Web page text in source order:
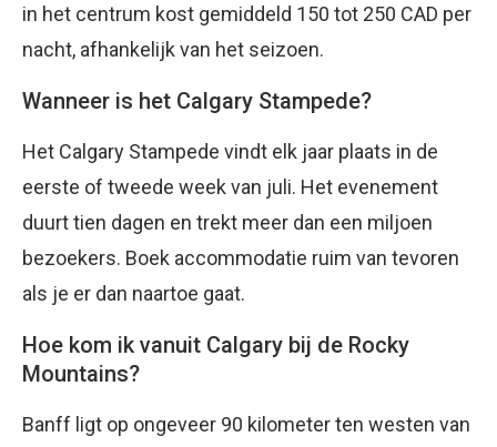
in het centrum kost gemiddeld 150 tot 250 CAD per
nacht, afhankelijk van het seizoen.
Wanneer is het Calgary Stampede?
Het Calgary Stampede vindt elk jaar plaats in de
eerste of tweede week van juli. Het evenement
duurt tien dagen en trekt meer dan een miljoen
bezoekers. Boek accommodatie ruim van tevoren
als je er dan naartoe gaat.
Hoe kom ik vanuit Calgary bij de Rocky
Mountains?
Banff ligt op ongeveer 90 kilometer ten westen van